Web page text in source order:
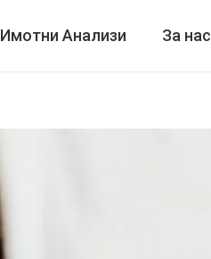
Имотни Анализи За нас